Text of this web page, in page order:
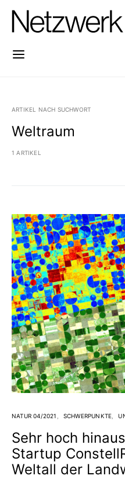
ARTIKEL NACH SUCHWORT
Weltraum
1 ARTIKEL
NATUR 04/2021 SCHWERPUNKTE
Sehr hoch
Startup
Weltall der